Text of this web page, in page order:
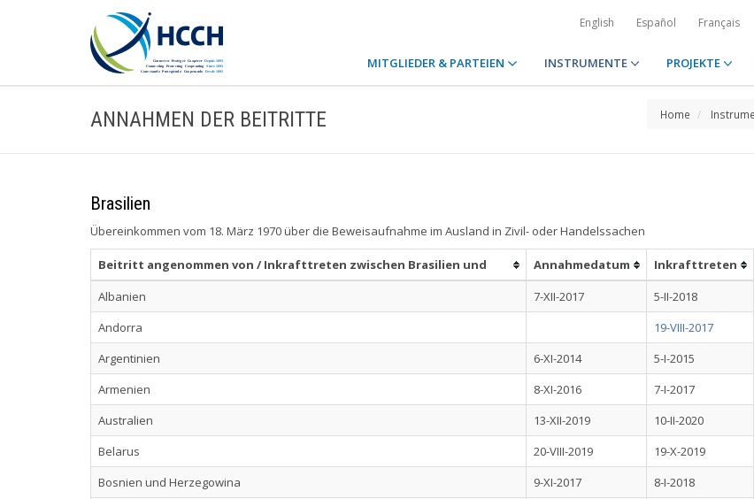
English Español Français
MITGLIEDER & PARTEIEN INSTRUMENTE PROJEKTE
ANNAHMEN DER BEITRITTE Home
Brasilien
Übereinkommen vom 18. März 1970 über die Beweisaufnahme im Ausland in Zivil- oder Handelssachen
Beitritt angenommen von / Inkrafttreten zwischen Brasilien und Annahmedatum
Inkrafttreten
Albanien
7-XII-2017
5-II-2018
Andorra
19-VIII-2017
Argentinien
6-XI-2014
5-I-2015
Armenien
8-XI-2016
7-I-2017
Australien
13-XII-2019
10-II-2020
Belarus
20-VIII-2019
19-X-2019
Bosnien und Herzegowina
9-XI-2017
8-I-2018